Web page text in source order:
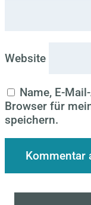
Website
Name, E-
Browser für
speichern.